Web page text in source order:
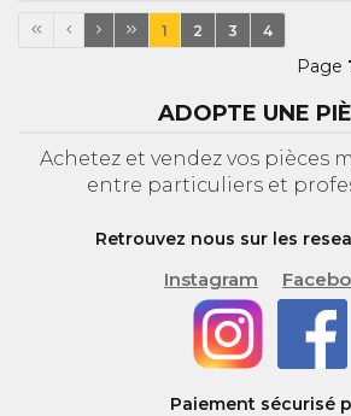
1 2 3 4
Page
ADOPTE UNE
Achetez et vendez vos pièces
entre particuliers et
Retrouvez nous sur les
Instagram
Paiement sécurisé